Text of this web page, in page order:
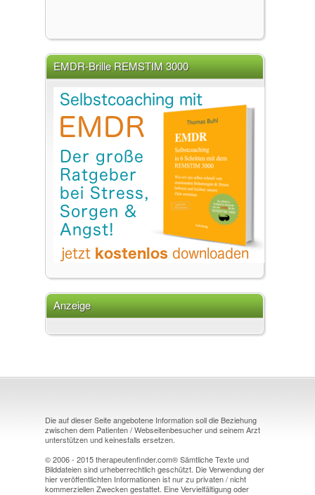
EMDR-Brille REMSTIM 3000
Anzeige
Die auf dieser Seite angebotene Information soll die Beziehung
zwischen dem Patienten / Webseitenbesucher und seinem Arzt
unterstützen und keinesfalls ersetzen.
© 2006 - 2015 therapeutenfinder.com® Sämtliche Texte und
Bilddateien sind urheberrechtlich geschützt. Die Verwendung der
hier veröffentlichten Informationen ist nur zu privaten / nicht
kommerziellen Zwecken gestattet. Eine Vervielfältigung oder